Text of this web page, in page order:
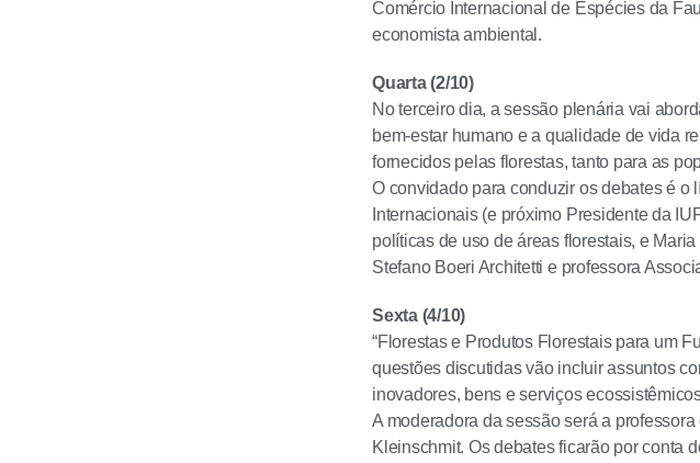
Comércio Internacional de Espécies da
economista ambiental.
Quarta (2/10)
No terceiro dia, a sessão plenária vai
bem-estar humano e a qualidade de vida
fornecidos pelas florestas, tanto para as
O convidado para conduzir os debates é
Internacionais (e próximo Presidente da
políticas de uso de áreas florestais, e
Stefano Boeri Architetti e professora
Sexta (4/10)
“Florestas e Produtos Florestais para um
questões discutidas vão incluir assuntos
inovadores, bens e serviços
A moderadora da sessão será a
Kleinschmit. Os debates ficarão por conta